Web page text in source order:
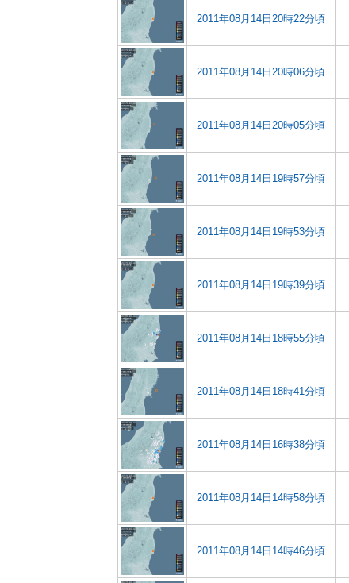
2011年08月14日20時22分頃
2011年08月14日20時06分頃
2011年08月14日20時05分頃
2011年08月14日19時57分頃
2011年08月14日19時53分頃
2011年08月14日19時39分頃
2011年08月14日18時55分頃
2011年08月14日18時41分頃
2011年08月14日16時38分頃
2011年08月14日14時58分頃
2011年08月14日14時46分頃